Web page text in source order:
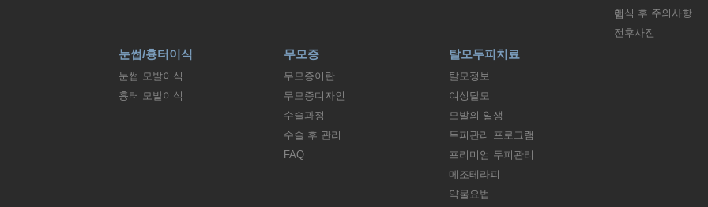
램
이식 후 주의사항
전후사진
눈썹/흉터이식
눈썹 모발이식
흉터 모발이식
무모증
무모증이란
무모증디자인
수술과정
수술 후 관리
FAQ
탈모두피치료
탈모정보
여성탈모
모발의 일생
두피관리 프로그램
프리미엄 두피관리
메조테라피
약물요법